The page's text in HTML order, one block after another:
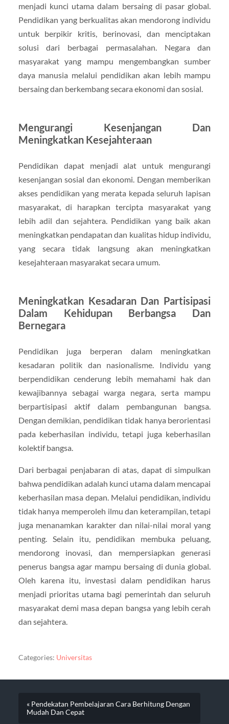
menjadi kunci utama dalam bersaing di pasar global.
Pendidikan yang berkualitas akan mendorong individu
untuk berpikir kritis, berinovasi, dan menciptakan
solusi dari berbagai permasalahan. Negara dan
masyarakat yang mampu mengembangkan sumber
daya manusia melalui pendidikan akan lebih mampu
bersaing dan berkembang secara ekonomi dan sosial.
Mengurangi Kesenjangan Dan
Meningkatkan Kesejahteraan
Pendidikan dapat menjadi alat untuk mengurangi
kesenjangan sosial dan ekonomi. Dengan memberikan
akses pendidikan yang merata kepada seluruh lapisan
masyarakat, di harapkan tercipta masyarakat yang
lebih adil dan sejahtera. Pendidikan yang baik akan
meningkatkan pendapatan dan kualitas hidup individu,
yang secara tidak langsung akan meningkatkan
kesejahteraan masyarakat secara umum.
Meningkatkan Kesadaran Dan Partisipasi
Dalam Kehidupan Berbangsa Dan
Bernegara
Pendidikan juga berperan dalam meningkatkan
kesadaran politik dan nasionalisme. Individu yang
berpendidikan cenderung lebih memahami hak dan
kewajibannya sebagai warga negara, serta mampu
berpartisipasi aktif dalam pembangunan bangsa.
Dengan demikian, pendidikan tidak hanya berorientasi
pada keberhasilan individu, tetapi juga keberhasilan
kolektif bangsa.
Dari berbagai penjabaran di atas, dapat di simpulkan
bahwa pendidikan adalah kunci utama dalam mencapai
keberhasilan masa depan. Melalui pendidikan, individu
tidak hanya memperoleh ilmu dan keterampilan, tetapi
juga menanamkan karakter dan nilai-nilai moral yang
penting. Selain itu, pendidikan membuka peluang,
mendorong inovasi, dan mempersiapkan generasi
penerus bangsa agar mampu bersaing di dunia global.
Oleh karena itu, investasi dalam pendidikan harus
menjadi prioritas utama bagi pemerintah dan seluruh
masyarakat demi masa depan bangsa yang lebih cerah
dan sejahtera.
Categories: Universitas
« Pendekatan Pembelajaran Cara Berhitung Dengan
Mudah Dan Cepat